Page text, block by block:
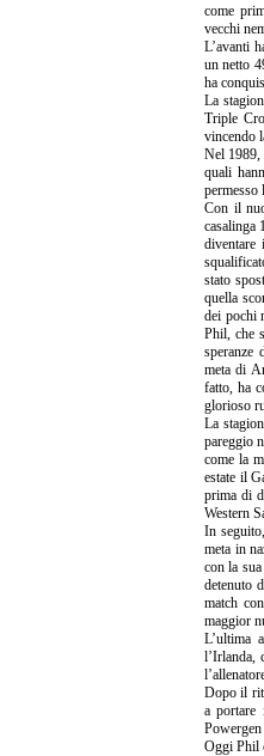
come
vecchi
L’avanti
un netto
ha
La
Triple
vincendo
Nel 1989,
quali
Con il
casalinga
diventare
stato
quella
dei pochi
Phil, che
speranze
meta di
fatto, ha
glorioso
La
pareggio
come la
estate il
prima di
Western
In
meta in
con la
detenuto
match
maggior
L’ultima
l’Irlanda,
Dopo il
a portare
Oggi Phil